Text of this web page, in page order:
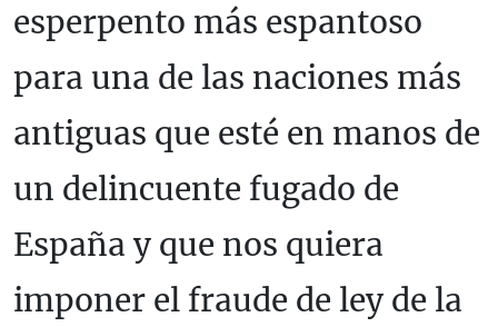
esperpento más espantoso
para una de las naciones más
antiguas que esté en manos de
un delincuente fugado de
España y que nos quiera
imponer el fraude de ley de la